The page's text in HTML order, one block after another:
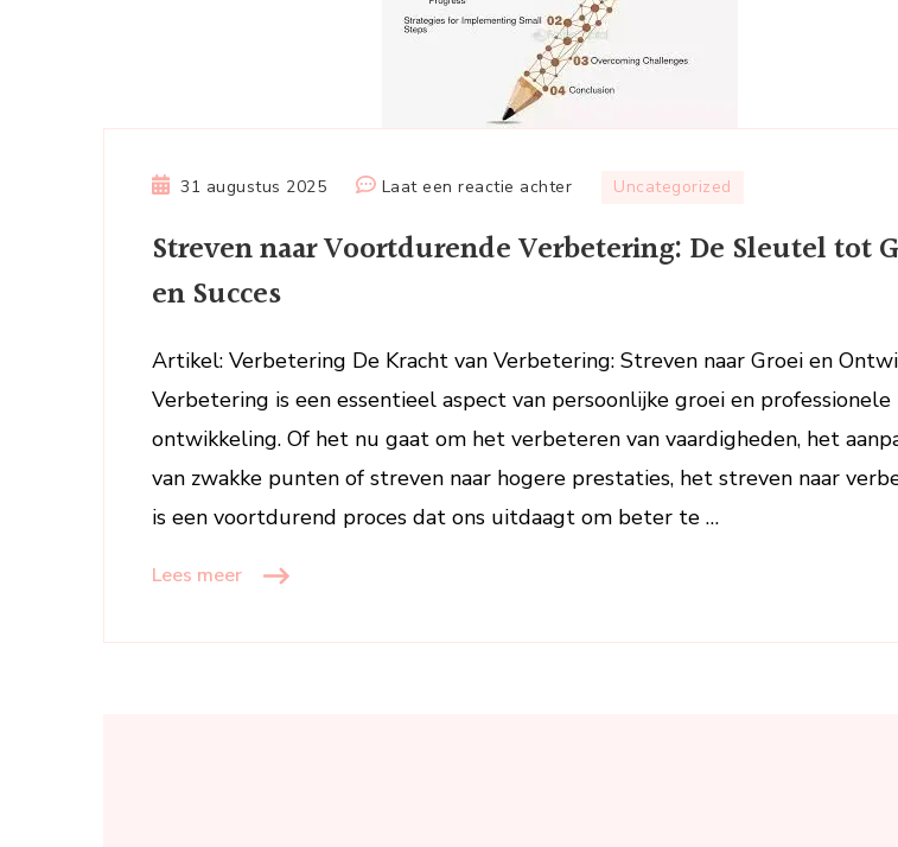
31 augustus 2025 Laat een reactie achterop
naar
Sleutel
tot
Groei
Succes
Uncategorized
Streven naar Voortdurende Verbetering: De Sleutel tot
en Succes
Artikel: Verbetering De Kracht van Verbetering: Streven naar Groei en
Verbetering is een essentieel aspect van persoonlijke groei en professionele
ontwikkeling. Of het nu gaat om het verbeteren van vaardigheden, het
van zwakke punten of streven naar hogere prestaties, het streven naar
is een voortdurend proces dat ons uitdaagt om beter te …
Lees meer